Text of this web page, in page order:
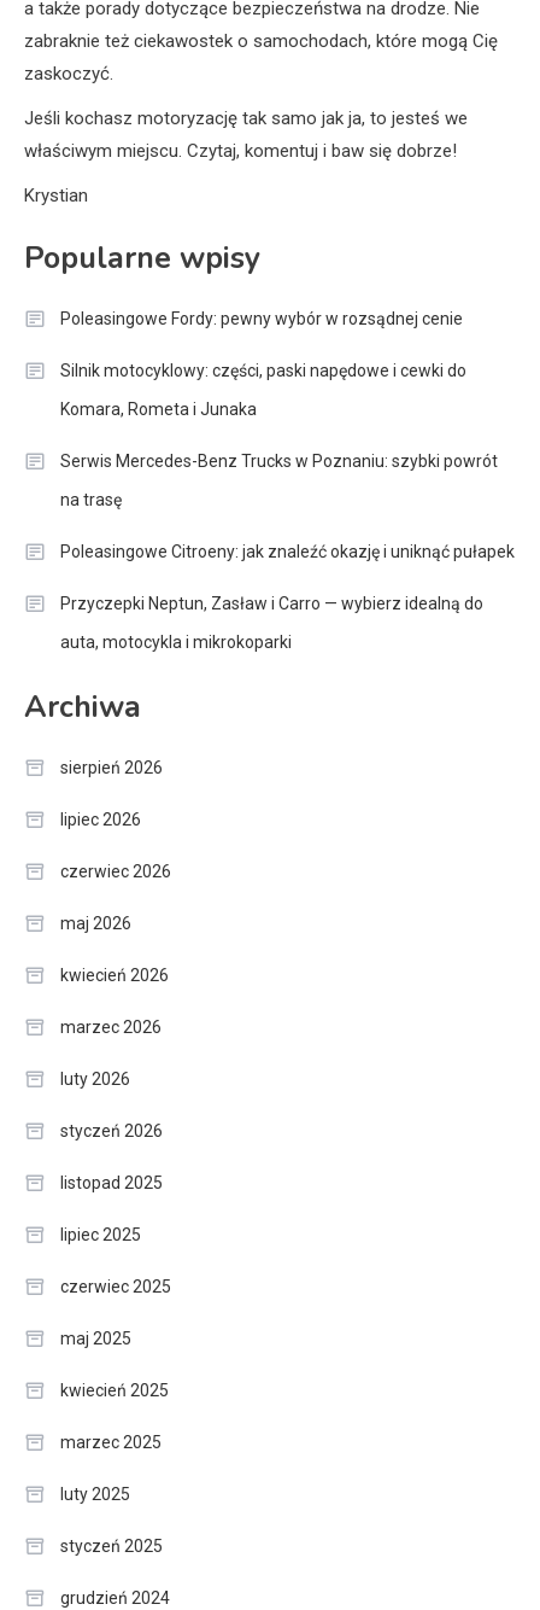
a także porady dotyczące bezpieczeństwa na drodze. Nie
zabraknie też ciekawostek o samochodach, które mogą Cię
zaskoczyć.
Jeśli kochasz motoryzację tak samo jak ja, to jesteś we
właściwym miejscu. Czytaj, komentuj i baw się dobrze!
Krystian
Popularne wpisy
Poleasingowe Fordy: pewny wybór w rozsądnej cenie
Silnik motocyklowy: części, paski napędowe i cewki do
Komara, Rometa i Junaka
Serwis Mercedes-Benz Trucks w Poznaniu: szybki powrót
na trasę
Poleasingowe Citroeny: jak znaleźć okazję i uniknąć pułapek
Przyczepki Neptun, Zasław i Carro — wybierz idealną do
auta, motocykla i mikrokoparki
Archiwa
sierpień 2026
lipiec 2026
czerwiec 2026
maj 2026
kwiecień 2026
marzec 2026
luty 2026
styczeń 2026
listopad 2025
lipiec 2025
czerwiec 2025
maj 2025
kwiecień 2025
marzec 2025
luty 2025
styczeń 2025
grudzień 2024